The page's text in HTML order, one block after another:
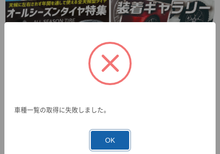
車種一覧の取得に失敗しました。
OK